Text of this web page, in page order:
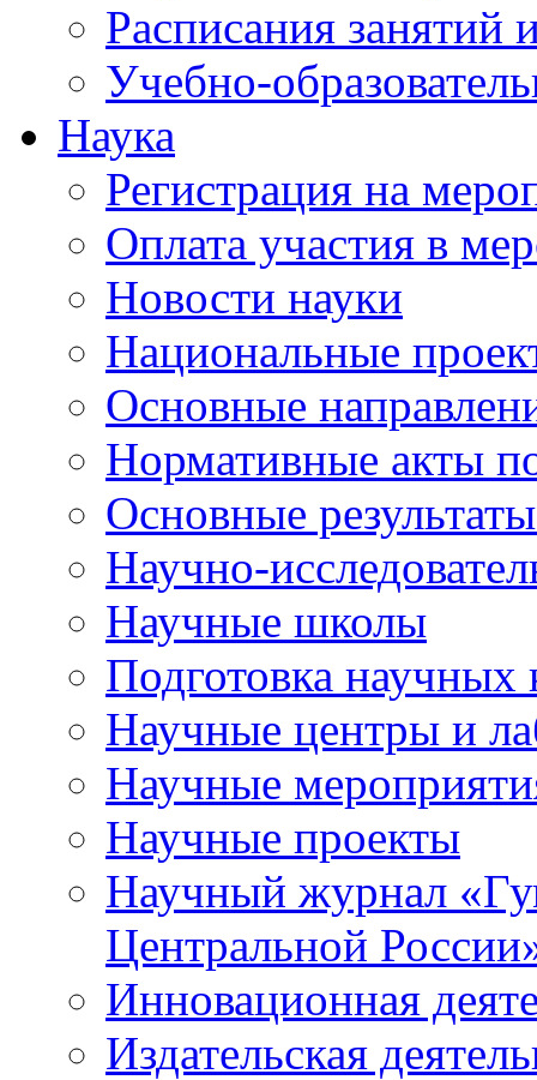
Расписания занятий
Учебно-
Наука
Регистрация на
Оплата участия в
Новости науки
Национальные
Основные
Нормативные акты
Основные
Научно-
Научные школы
Подготовка научных
Научные центры и
Научные
Научные проекты
Научный журнал «
Центральной
Инновационная
Издательская